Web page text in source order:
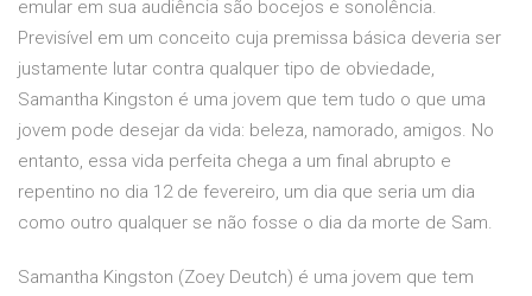
emular em sua audiência são bocejos e sonolência.
Previsível em um conceito cuja premissa básica deveria ser
justamente lutar contra qualquer tipo de obviedade,
Samantha Kingston é uma jovem que tem tudo o que uma
jovem pode desejar da vida: beleza, namorado, amigos. No
entanto, essa vida perfeita chega a um final abrupto e
repentino no dia 12 de fevereiro, um dia que seria um dia
como outro qualquer se não fosse o dia da morte de Sam.
Samantha Kingston (Zoey Deutch) é uma jovem que tem